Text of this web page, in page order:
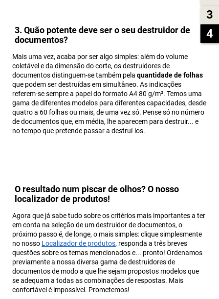
3
4
3. Quão potente deve ser o seu destruidor de
documentos?
Mais uma vez, acaba por ser algo simples: além do volume
coletável e da dimensão do corte, os destruidores de
documentos distinguem-se também pela quantidade de folhas
que podem ser destruídas em simultâneo. As indicações
referem-se sempre a papel do formato A4 80 g/m². Temos uma
gama de diferentes modelos para diferentes capacidades, desde
quatro a 60 folhas ou mais, de uma vez só. Pense só no número
de documentos que, em média, lhe aparecem para destruir... e
no tempo que pretende passar a destruí-los.
O resultado num piscar de olhos? O nosso
localizador de produtos!
Agora que já sabe tudo sobre os critérios mais importantes a ter
em conta na seleção de um destruidor de documentos, o
próximo passo é, de longe, o mais simples: clique simplesmente
no nosso Localizador de produtos, responda a três breves
questões sobre os temas mencionados e... pronto! Ordenamos
previamente a nossa diversa gama de destruidores de
documentos de modo a que lhe sejam propostos modelos que
se adequam a todas as combinações de respostas. Mais
confortável é impossível. Prometemos!